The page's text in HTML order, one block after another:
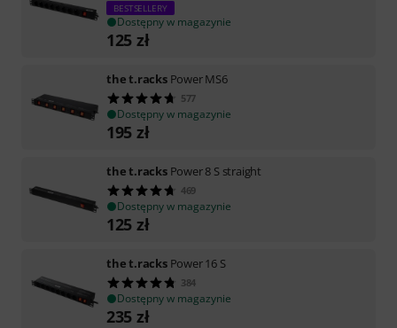
BESTSELLERY
Dostępny w magazynie
125 zł
the t.racks Power MS6
577
Dostępny w magazynie
195 zł
the t.racks Power 8 S straight
469
Dostępny w magazynie
125 zł
the t.racks Power 16 S
384
Dostępny w magazynie
235 zł